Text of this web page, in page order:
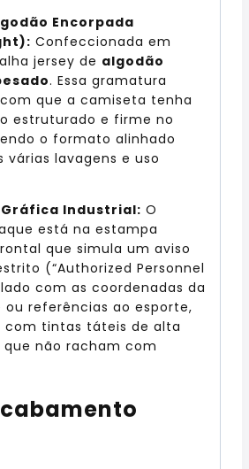
Encorpada
Confeccionada em
jersey de algodão
. Essa gramatura
que a camiseta tenha
estruturado e firme no
o formato alinhado
várias lavagens e uso
Industrial: O
está na estampa
que simula um aviso
(“Authorized Personnel
com as coordenadas da
ou referências ao esporte,
com tintas táteis de alta
que não racham com